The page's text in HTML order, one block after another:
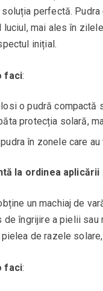
perfectă.
luciul, mai ales în
inițial.
faci:
o pudră compactă
protecția solară,
în zonele care
la ordinea
un machiaj de
de îngrijire a pielii sau
de razele
faci: